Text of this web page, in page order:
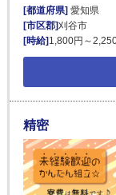
[都道府県] 愛知県
[市区郡]刈谷市
[時給] 1,800円～
精密